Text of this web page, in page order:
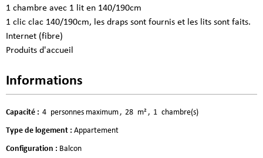
1 chambre avec 1 lit en 140/190cm
1 clic clac 140/190cm, les draps sont fournis et les lits sont faits.
Internet (fibre)
Produits d'accueil
Informations
Capacité : 4 personnes maximum 28 m² 1 chambre(s)
Type de logement : Appartement
Configuration : Balcon